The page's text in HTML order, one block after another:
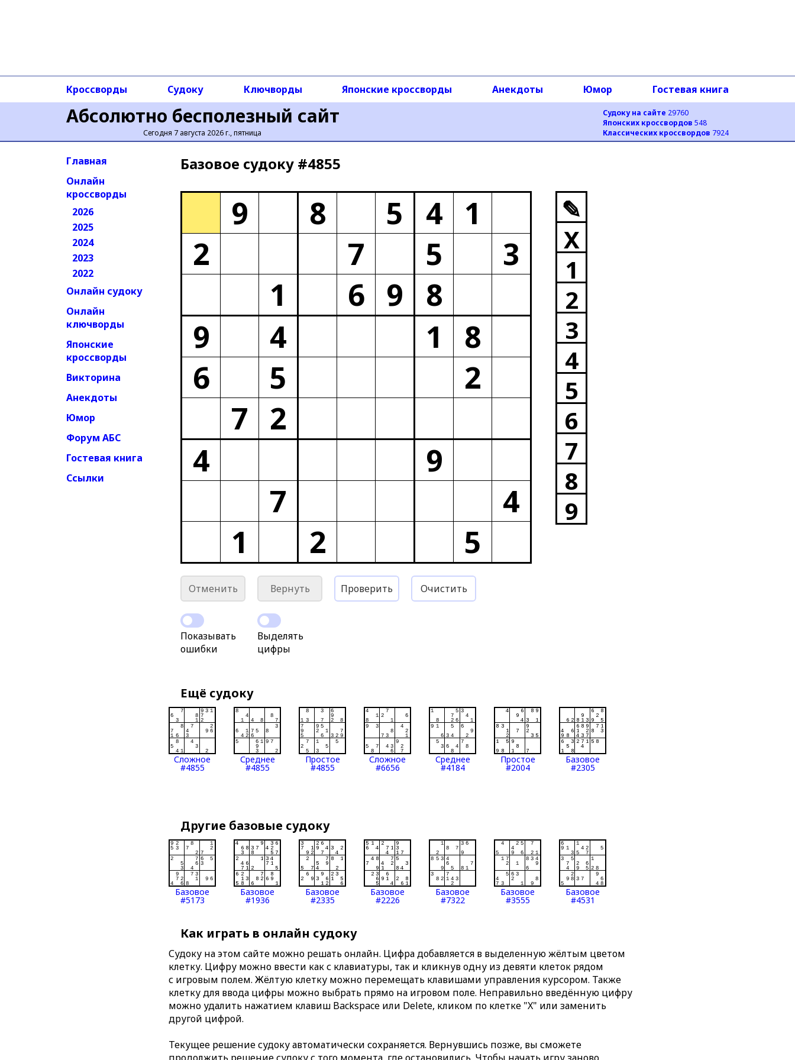
Абсолютно бесполезный сайт
Сегодня 7 августа 2026 г., пятница
Судоку на сайте 29760
Японских кроссвордов 548
Классических кроссвордов 7924
Кроссворды Судоку Ключворды Японские кроссворды Анекдоты Юмор Гостевая книга
Главная
Онлайн
кроссворды
2026
2025
2024
2023
2022
Онлайн судоку
Онлайн
ключворды
Японские
кроссворды
Викторина
Анекдоты
Юмор
Форум АБС
Гостевая книга
Ссылки
Базовое cудоку #4855
9 8 5 4 1
2
7 5
3
1
6 9
8
9
4 1
8
6
5
2
7 2
4
9
7
4
1
2 5
✎
X
1
2
3
4
5
6
7
8
9
Отменить Вернуть Проверить Очистить
Показывать
ошибки
Выделять
цифры
Ещё судоку
Сложное
#4855
Среднее
#4855
Простое
#4855
Сложное
#6656
Среднее
#4184
Простое
#2004
Базовое
#2305
Другие базовые судоку
Базовое
#5173
Базовое
#1936
Базовое
#2335
Базовое
#2226
Базовое
#7322
Базовое
#3555
Базовое
#4531
Как играть в онлайн судоку
Судоку на этом сайте можно решать онлайн. Цифра добавляется в выделенную жёлтым цветом
клетку. Цифру можно ввести как с клавиатуры, так и кликнув одну из девяти клеток рядом
с игровым полем. Жёлтую клетку можно перемещать клавишами управления курсором. Также
клетку для ввода цифры можно выбрать прямо на игровом поле. Неправильно введённую цифру
можно удалить нажатием клавиш Backspace или Delete, кликом по клетке "X" или заменить
другой цифрой.
Текущее решение судоку автоматически сохраняется. Вернувшись позже, вы сможете